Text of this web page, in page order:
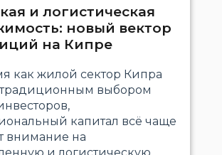
и логистическая
новый вектор
на Кипре
как жилой сектор Кипра
традиционным выбором
капитал всё чаще
внимание на